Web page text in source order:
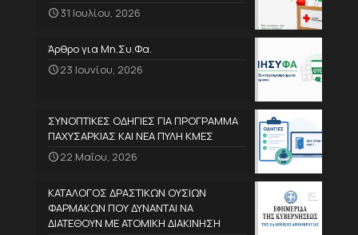
31 Ιουλίου, 2026
Άρθρο για Μη.Συ.Φα.
23 Ιουνίου, 2026
ΣΥΝΟΠΤΙΚΕΣ ΟΔΗΓΙΕΣ ΓΙΑ ΠΡΟΓΡΑΜΜΑ
ΠΑΧΥΣΑΡΚΙΑΣ ΚΑΙ ΝΕΑ ΠΥΛΗ ΚΜΕΣ
22 Μαΐου, 2026
ΚΑΤΑΛΟΓΟΣ ΔΡΑΣΤΙΚΩΝ ΟΥΣΙΩΝ
ΦΑΡΜΑΚΩΝ ΠΟΥ ΔΥΝΑΝΤΑΙ ΝΑ
ΔΙΑΤΕΘΟΥΝ ΜΕ ΑΤΟΜΙΚΗ ΔΙΑΚΙΝΗΣΗ